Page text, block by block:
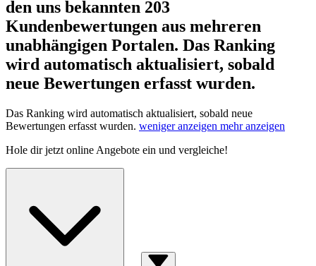
den uns bekannten 203
Kundenbewertungen aus mehreren
unabhängigen Portalen. Das Ranking
wird automatisch aktualisiert, sobald
neue Bewertungen erfasst wurden.
Das Ranking wird automatisch aktualisiert, sobald neue
Bewertungen erfasst wurden. weniger anzeigen mehr anzeigen
Hole dirjetzt online Angebote ein und vergleiche!